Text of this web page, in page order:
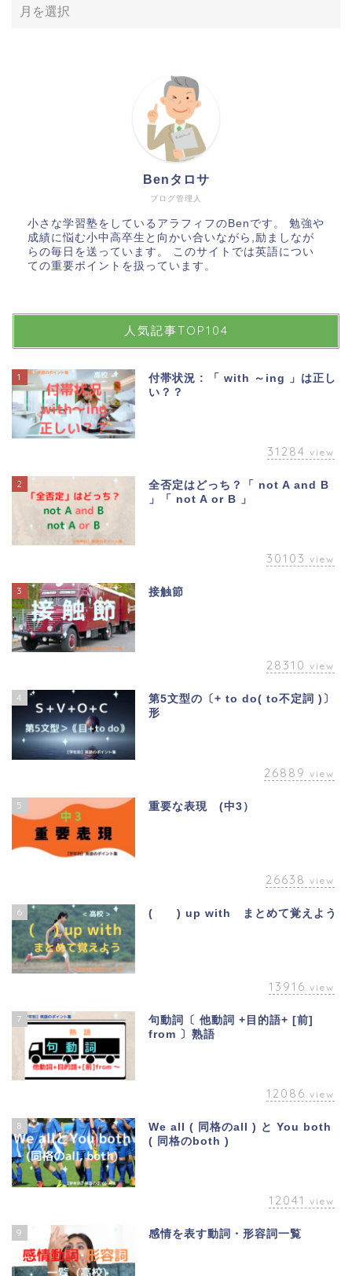
ブログ管理人
Benタロサ
小さな学習塾をしているアラフィフのBenです。 勉強や
成績に悩む小中高卒生と向かい合いながら,励ましなが
らの毎日を送っています。 このサイトでは英語につい
ての重要ポイントを扱っています。
人気記事TOP104
1
付帯状況 : 「 with ～ing 」は正し
い？？
31284 view
2
全否定はどっち？「 not A and B
」「 not A or B 」
30103 view
3 接触節
28310 view
4
第5文型の〔+ to do( to不定詞 )〕
形
26889 view
5 重要な表現 (中3）
26638 view
6 ( ) up with まとめて覚えよう
13916 view
7
句動詞〔 他動詞 +目的語+ [前]
from 〕熟語
12086 view
8
We all ( 同格のall ) と You both
( 同格のboth )
12041 view
9 感情を表す動詞・形容詞一覧